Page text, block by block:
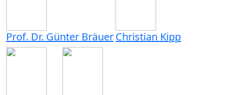
Prof. Dr. Günter BräuerChristian Kipp